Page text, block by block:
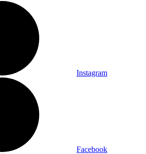
Instagram
Facebook